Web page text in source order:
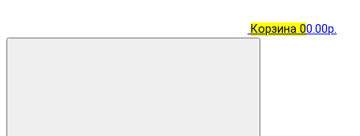
Корзина 00.00р.